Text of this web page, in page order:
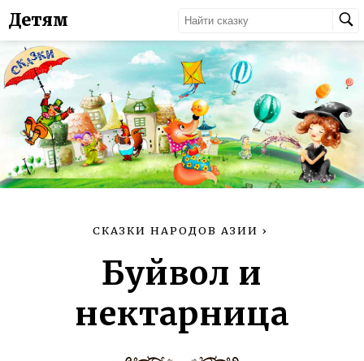
Детям
СКАЗКИ НАРОДОВ АЗИИ ›
Буйвол и
нектарница